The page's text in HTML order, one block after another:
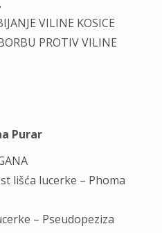
VILINE KOSICE
PROTIV VILINE
Purar
lišća lucerke – Phoma
– Pseudopeziza